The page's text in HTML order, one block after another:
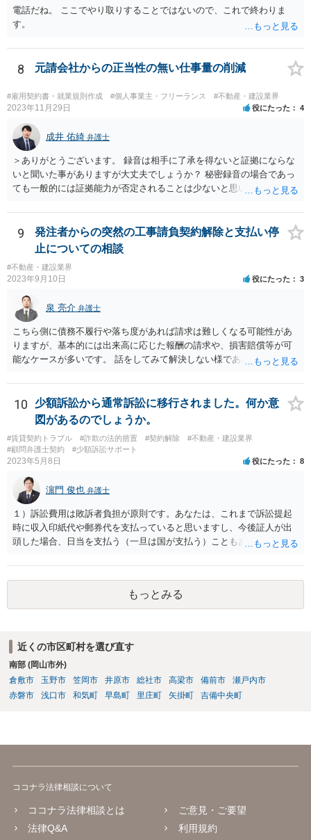
電話だね。 ここでやり取りすることではないので、これで終わりま
す。
8 元請会社からの正当性の無い仕事量の削減
#雇用契約書・就業規則作成 #個人事業主・フリーランス #不動産・建設業界
2023年11月29日 役にたった 4
成井 佑綺 弁護士
＞ありがとうございます。 録音は相手に了承を得ないと証拠にならな
いと聞いた事がありますが大丈夫でしょうか？ 秘密録音の場合であっ
ても一般的には証拠能力が否定されることは少ないと思いますが、も
がないとは言い切れません。 秘密録音をなさる場合にはこのようなリ
スクも踏まえご自身の責任でご対応ください。
9
発注者からの突然の工事請負契約解除と支払い停
止についての相談
#不動産・建設業界
2023年9月10日 役にたった 3
泉 亮介 弁護士
こちら側に債務不履行や落ち度があれば請求は難しくなる可能性があ
りますが、基本的には出来高に応じた報酬の請求や、損害賠償等が可
能なケースが多いです。 話をしてみて解決しない様であれば弁護士を
10
少額訴訟から通常訴訟に移行されました。何か意
図があるのでしょうか。
#賃貸契約トラブル #詐欺の法的措置 #契約解除
#不動産・建設業界
#顧問弁護士契約
#少額訴訟サポート
2023年5月8日 役にたった 8
濵門 俊也 弁護士
１）訴訟費用は敗訴者負担が原則です。あなたは、これまで訴訟提起
時に収入印紙代や郵券代を支払っていると思いますし、今後証人が出
頭した場合、日当を支払う（一旦は国が支払う）こともあり得ます。
期日以降になるのでしょう。 ３）第１回口頭弁論期日は、答弁書を提
出していれば擬制陳述が認められます。ご指摘のとおり、第２回以降
を想定しています。ご存じかと思いますが、裁判費用と訴訟費用は異
なります。 ４）あなたの請求内容次第です。費用度外視で代理人弁護
弁護士を付けることを検討すべきかもしれません。 ５）副次的な理由
としてはあり得ないわけではないですが、単純にあなたの請求を認め
ていないのだと思います。
もっとみる
近くの市区町村を選び直す
南部 (岡山市外)
倉敷市
玉野市 笠岡市 井原市 総社市 高梁市 備前市
瀬戸内市
赤磐市
浅口市 和気町 早島町 里庄町 矢掛町 吉備中央町
ココナラ法律相談について
ココナラ法律相談とは
法律Q&A
ご意見・ご要望
利用規約